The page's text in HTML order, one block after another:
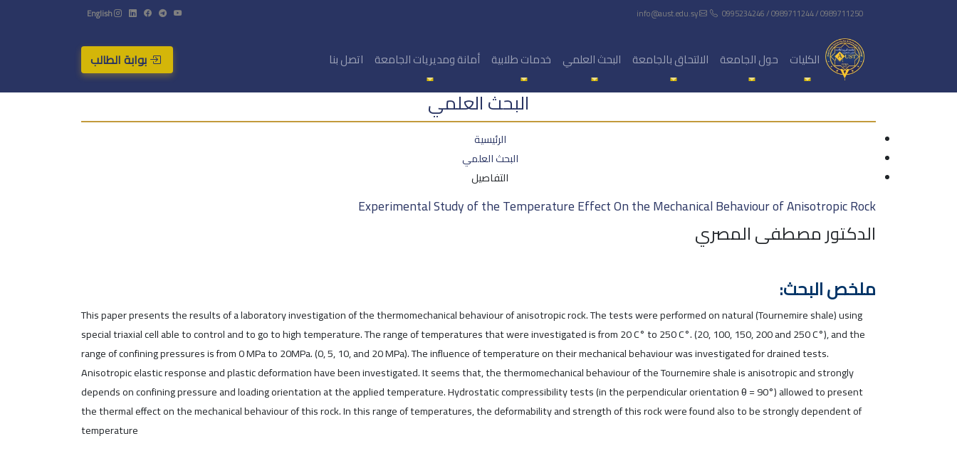
0995234246 / 0989711244 / 0989711250
English
الكليات حول الجامعة الالتحاق بالجامعة البحث العلمي خدمات طلابية أمانة ومديريات الجامعة اتصل بنا بوابة الطالب
البحث العلمي
الرئيسية
البحث العلمي
التفاصيل
Experimental Study of the Temperature Effect On the Mechanical Behaviour of Anisotropic Rock
الدكتور مصطفى المصري
ملخص البحث:
This paper presents the results of a laboratory investigation of the thermomechanical behaviour of anisotropic rock. The tests were performed on natural (Tournemire shale) using
special triaxial cell able to control and to go to high temperature. The range of temperatures that were investigated is from 20 C° to 250 C°. (20, 100, 150, 200 and 250 C°), and the
range of confining pressures is from 0 MPa to 20MPa. (0, 5, 10, and 20 MPa). The influence of temperature on their mechanical behaviour was investigated for drained tests.
Anisotropic elastic response and plastic deformation have been investigated. It seems that, the thermomechanical behaviour of the Tournemire shale is anisotropic and strongly
depends on confining pressure and loading orientation at the applied temperature. Hydrostatic compressibility tests (in the perpendicular orientation θ = 90°) allowed to present
the thermal effect on the mechanical behaviour of this rock. In this range of temperatures, the deformability and strength of this rock were found also to be strongly dependent of
temperature